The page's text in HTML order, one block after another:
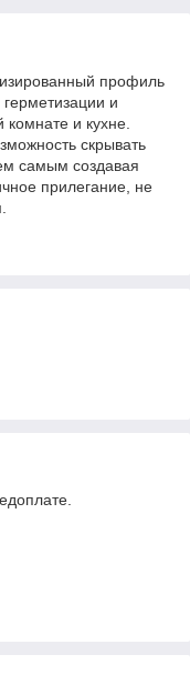
профиль
и
и кухне.
скрывать
самым создавая
прилегание, не